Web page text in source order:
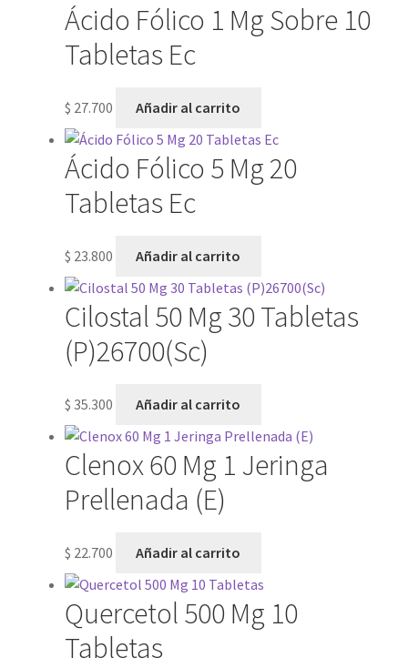
Ácido Fólico 1 Mg Sobre 10
Tabletas Ec
$ 27.700 Añadir al carrito
Ácido Fólico 5 Mg 20
Tabletas Ec
$ 23.800 Añadir al carrito
Cilostal 50 Mg 30 Tabletas
(P)26700(Sc)
$ 35.300 Añadir al carrito
Clenox 60 Mg 1 Jeringa
Prellenada (E)
$ 22.700 Añadir al carrito
Quercetol 500 Mg 10
Tabletas